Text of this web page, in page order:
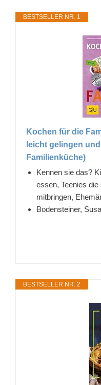
BESTSELLER NR. 1
Kochen für die
leicht gelingen
Familienküche)
Kennen sie das?
essen, Teenies
mitbringen,
Bodensteiner,
BESTSELLER NR. 2